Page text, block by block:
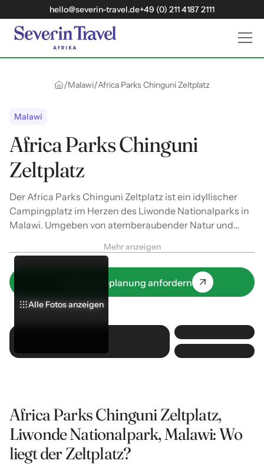
hello@severin-travel.de+49 (0) 211 4187 2111
/Malawi/Africa Parks Chinguni Zeltplatz
Malawi
Africa Parks Chinguni
Zeltplatz
Der Africa Parks Chinguni Zeltplatz ist ein idyllischer
Campingplatz im Herzen des Liwonde Nationalparks in
Malawi. Umgeben von atemberaubender Natur und
authentische Safari-Erfahrung. Die Gäste können in
komfortablen Zelten übernachten, die mit
grundlegenden Annehmlichkeiten ausgestattet sind.
Mehr anzeigen
Jetzt Reiseplanung anfordern
Alle Fotos anzeigen
Alle Fotos anzeigen
Alle Fotos anzeigen
Africa Parks Chinguni Zeltplatz,
Liwonde Nationalpark, Malawi: Wo
liegt der Zeltplatz?